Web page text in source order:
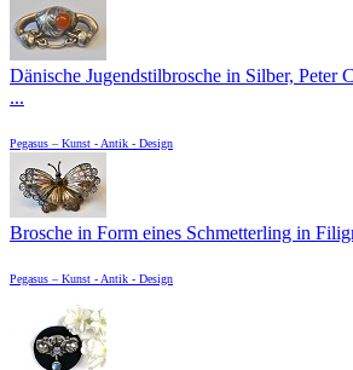
Dänische Jugendstilbrosche in Silber, Peter
...
Pegasus – Kunst - Antik - Design
Brosche in Form eines Schmetterling in
Pegasus – Kunst - Antik - Design